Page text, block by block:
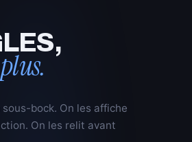
bock. On les affiche
On les relit avant